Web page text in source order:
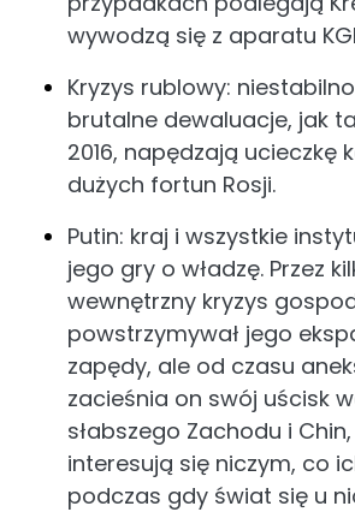
wywodzą się z aparatu
Kryzys rublowy:
brutalne dewaluacje, jak
2016, napędzają ucieczkę
dużych fortun Rosji.
Putin: kraj i wszystkie
jego gry o władzę. Przez
wewnętrzny kryzys
powstrzymywał jego
zapędy, ale od czasu
zacieśnia on swój uścisk
słabszego Zachodu i
interesują się niczym, co
podczas gdy świat się u